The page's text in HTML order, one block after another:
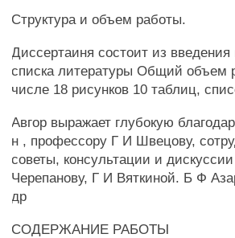
Структура и объем работы.
Диссертаиня состоит из
списка литературы Общий объем
числе 18 рисунков 10 таблиц,
Авгор выражает глубокую
н , профессору Г И Швецову,
советы, консультации и
Черепанову, Г И Вяткиной. Б Ф
др
СОДЕРЖАНИЕ РАБОТЫ